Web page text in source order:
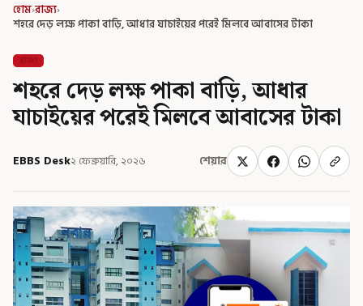
হোম›রাজ্য›
শহরে দেড় লক্ষ পাকা বাড়ি, আধার যাচাইয়ের পরেই মিলবে আবাসের টাকা
রাজ্য
শহরে দেড় লক্ষ পাকা বাড়ি, আধার
যাচাইয়ের পরেই মিলবে আবাসের টাকা
EBBS Desk২ ফেব্রুয়ারি, ২০২৬ শেয়ার